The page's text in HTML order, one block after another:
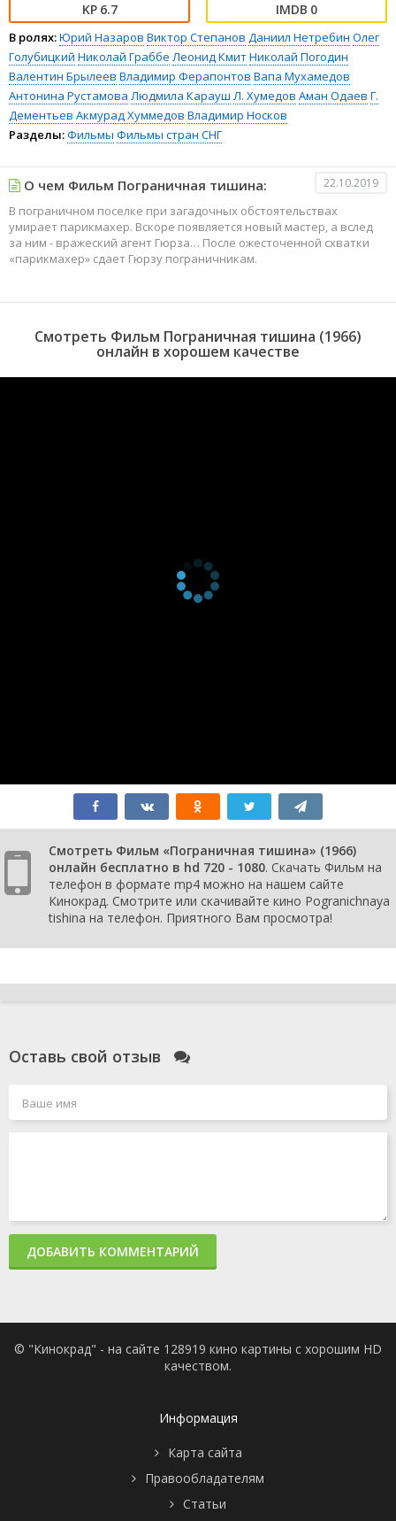
6.7 0
В ролях:Юрий Назаров Виктор Степанов Даниил Нетребин Олег
Голубицкий Николай Граббе Леонид КмитНиколай Погодин
Валентин Брылеев Владимир Ферапонтов Вапа Мухамедов
Антонина Рустамова Людмила Карауш Л. Хумедов Аман Одаев Г.
Дементьев Акмурад Хуммедов Владимир Носков
Разделы:Фильмы Фильмы стран СНГ
О чем Фильм Пограничная тишина: 22.10.2019
В пограничном поселке при загадочных обстоятельствах
умирает парикмахер. Вскоре появляется новый мастер, а вслед
за ним - вражеский агент Гюрза… После ожесточенной схватки
«парикмахер» сдает Гюрзу пограничникам.
Смотреть Фильм Пограничная тишина (1966)
онлайн в хорошем качестве
Смотреть Фильм «Пограничная тишина» (1966)
онлайн бесплатно в hd 720 - 1080. Скачать Фильм на
телефон в формате mp4 можно на нашем сайте
Кинокрад. Смотрите или скачивайте кино Pogranichnaya
tishina на телефон. Приятного Вам просмотра!
Оставь свой отзыв
ДОБАВИТЬ КОММЕНТАРИЙ
© "Кинокрад" - на сайте 128919 кино картины с хорошим HD
качеством.
Информация
Карта сайта
Правообладателям
Статьи